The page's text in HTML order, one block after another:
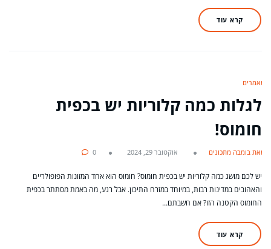
קרא עוד
מאמרים
לגלות כמה קלוריות יש בכפית
חומוס!
מאת בומבה מתכונים אוקטובר 29, 2024 0
יש לכם מושג כמה קלוריות יש בכפית חומוס? חומוס הוא אחד המזונות הפופולריים
והאהובים במדינות רבות, במיוחד במזרח התיכון. אבל רגע, מה באמת מסתתר בכפית
החומוס הקטנה הזו? אם חשבתם…
קרא עוד